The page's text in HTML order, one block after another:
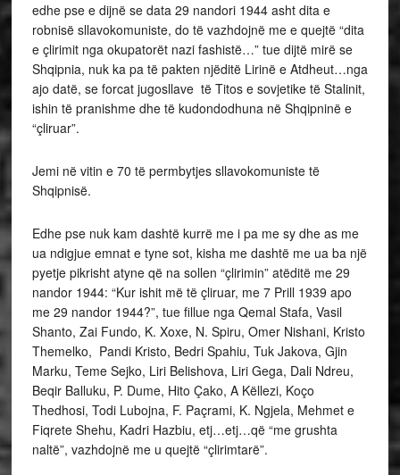
edhe pse e dijnë se data 29 nandori 1944 asht dita e
robnisë sllavokomuniste, do të vazhdojnë me e quejtë “dita
e çlirimit nga okupatorët nazi fashistë…” tue dijtë mirë se
Shqipnia, nuk ka pa të pakten njëditë Lirinë e Atdheut…nga
ajo datë, se forcat jugosllave të Titos e sovjetike të Stalinit,
ishin të pranishme dhe të kudondodhuna në Shqipninë e
“çliruar”.
Jemi në vitin e 70 të permbytjes sllavokomuniste të
Shqipnisë.
Edhe pse nuk kam dashtë kurrë me i pa me sy dhe as me
ua ndigjue emnat e tyne sot, kisha me dashtë me ua ba një
pyetje pikrisht atyne që na sollen “çlirimin” atëditë me 29
nandor 1944: “Kur ishit më të çliruar, me 7 Prill 1939 apo
me 29 nandor 1944?”, tue fillue nga Qemal Stafa, Vasil
Shanto, Zai Fundo, K. Xoxe, N. Spiru, Omer Nishani, Kristo
Themelko, Pandi Kristo, Bedri Spahiu, Tuk Jakova, Gjin
Marku, Teme Sejko, Liri Belishova, Liri Gega, Dali Ndreu,
Beqir Balluku, P. Dume, Hito Çako, A Këllezi, Koço
Thedhosi, Todi Lubojna, F. Paçrami, K. Ngjela, Mehmet e
Fiqrete Shehu, Kadri Hazbiu, etj…etj…që “me grushta
naltë”, vazhdojnë me u quejtë “çlirimtarë”.